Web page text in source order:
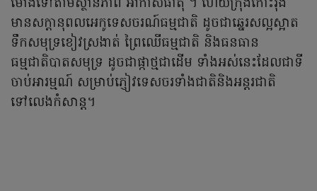
ម៉ោងទៅតាមស្ថានភាព អាកាសធាតុ ។ ហើយក្រុងកោះរ៉ុង
មានសក្តានុពលអេកូទេសចរណ៍ធម្មជាតិ ដូចជាឆ្នេរសល្អស្អាត
ទឹកសមុទ្រខៀវស្រងាត់ ព្រៃឈើធម្មជាតិ និងធនធាន
ធម្មជាតិបាតសមុទ្រ ដូចជាផ្កាថ្មជាដើម ទាំងអស់នេះដែលជាទី
ចាប់អារម្មណ៍ សម្រាប់ភ្ញៀវទេសចរទាំងជាតិនិងអន្តរជាតិ
ទៅលេងកំសាន្ត។